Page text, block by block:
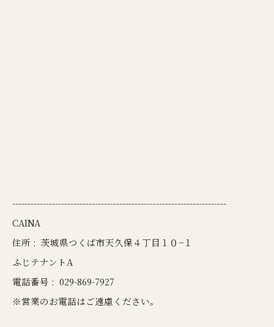
----------------------------------------------------------------------
CAINA
住所 : 茨城県つくば市天久保４丁目１０−１
ふじテナントA
電話番号 : 029-869-7927
※営業のお電話はご遠慮ください。